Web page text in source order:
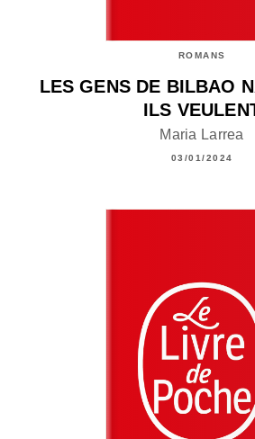
ROMANS
LES GENS DE BILBAO
ILS
Maria Larrea
03/01/2024